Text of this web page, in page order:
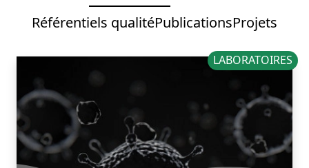
Référentiels qualitéPublicationsProjets
LABORATOIRES